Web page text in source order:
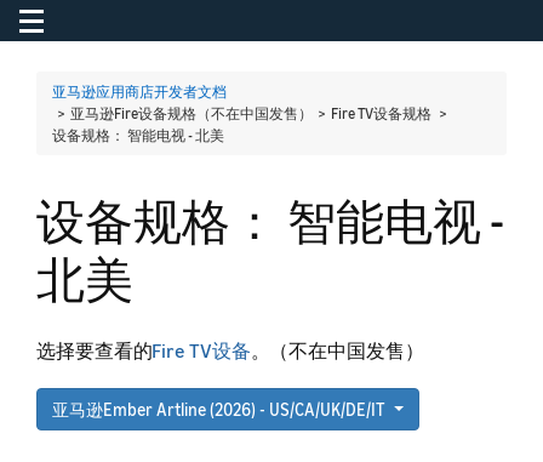
Toggle navigation
亚马逊应用商店开发者文档
> 亚马逊Fire设备规格（不在中国发售） > Fire TV设备规格 >
设备规格： 智能电视 - 北美
设备规格： 智能电视 -
北美
选择要查看的Fire TV设备。（不在中国发售）
亚马逊Ember Artline (2026) - US/CA/UK/DE/IT